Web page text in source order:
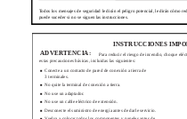
Todos los mensajes de seguridad le dirán el peligro potencial, le dirán cómo
puede suceder si no se siguen las instrucciones.
Para reducir el riesgo de incendio, choque
estas precauciones básicas, incluidas las siguientes:
ADVERTENCIA:
INSTRUCCIONES
■ Conecte a un contacto de pared de conexión a tierra de
3 terminales.
■ No quite la terminal de conexión a tierra.
■ No use un adaptador.
■ No use un cable eléctrico de extensión.
■ Desconecte el suministro de energía antes de darle servicio.